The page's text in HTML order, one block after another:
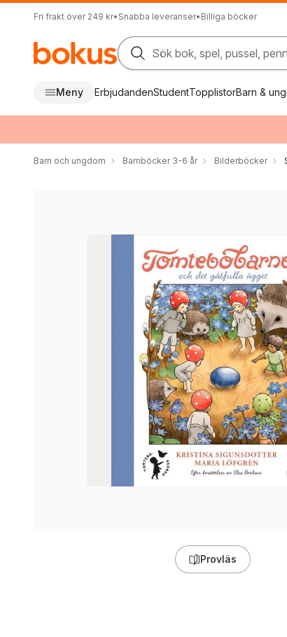
Fri frakt över 249 kr• Snabba leveranser• Billiga böcker
Sök bok, spel, pussel,
Meny ErbjudandenStudentTopplistorBarn &
Barn och ungdom Barnböcker 3-6 år Bilderböcker
Provläs